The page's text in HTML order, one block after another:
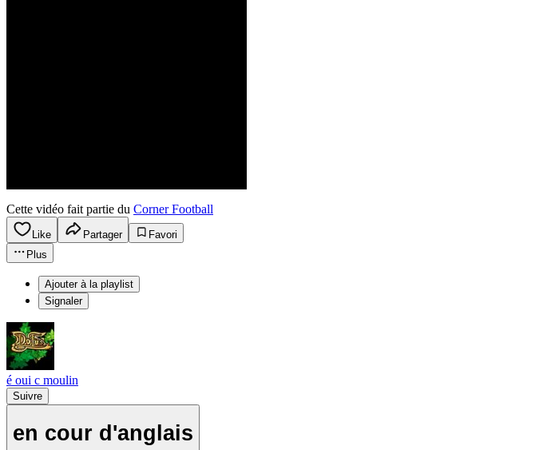
Cette vidéo fait partie du Corner Football
Like Partager
Favori
Plus
Ajouter à la playlist
Signaler
é oui c moulin
Suivre
en cour d'anglais